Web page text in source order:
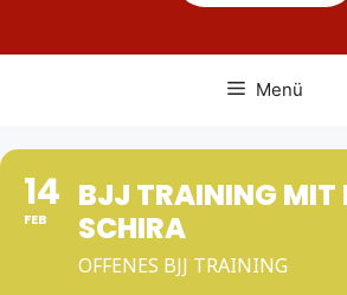
Menü
14
FEB
BJJ TRAINING MIT
SCHIRA
OFFENES BJJ TRAINING